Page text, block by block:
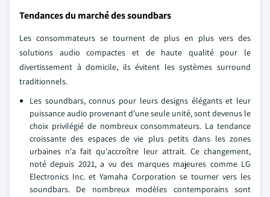
Tendances du marché des soundbars
Les consommateurs se tournent de plus en plus vers des
solutions audio compactes et de haute qualité pour le
divertissement à domicile, ils évitent les systèmes surround
traditionnels.
Les soundbars, connus pour leurs designs élégants et leur
puissance audio provenant d'une seule unité, sont devenus le
choix privilégié de nombreux consommateurs. La tendance
croissante des espaces de vie plus petits dans les zones
urbaines n'a fait qu'accroître leur attrait. Ce changement,
noté depuis 2021, a vu des marques majeures comme LG
Electronics Inc. et Yamaha Corporation se tourner vers les
soundbars. De nombreux modèles contemporains sont